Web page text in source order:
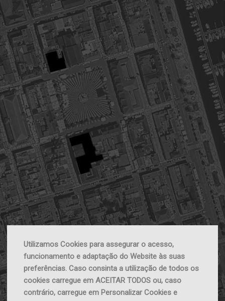
Utilizamos Cookies para assegurar o acesso,
funcionamento e adaptação do Website às suas
preferências. Caso consinta a utilização de todos os
cookies carregue em ACEITAR TODOS ou, caso
contrário, carregue em Personalizar Cookies e